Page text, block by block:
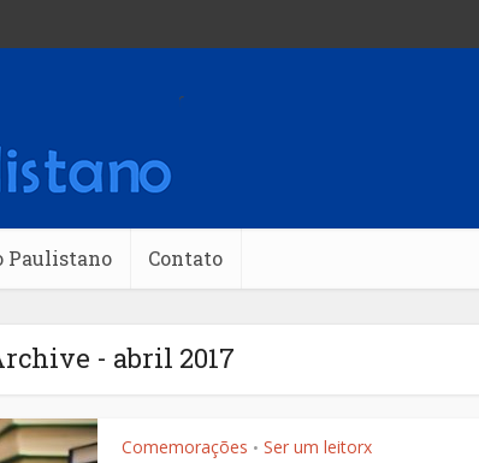
banner
Paulistano Contato
- abril 2017
Comemorações • Ser um leitorx